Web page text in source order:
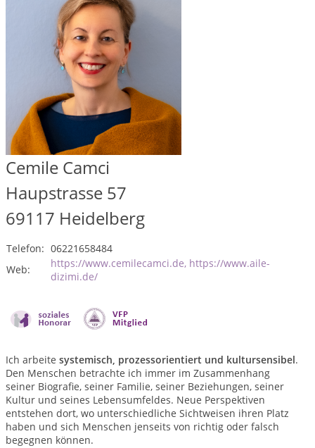
Cemile Camci
Haupstrasse 57
69117 Heidelberg
Telefon: 06221658484
Web:
https://www.cemilecamci.de, https://www.aile-
dizimi.de/
Ich arbeite systemisch, prozessorientiert und kultursensibel.
Den Menschen betrachte ich immer im Zusammenhang
seiner Biografie, seiner Familie, seiner Beziehungen, seiner
Kultur und seines Lebensumfeldes. Neue Perspektiven
entstehen dort, wo unterschiedliche Sichtweisen ihren Platz
haben und sich Menschen jenseits von richtig oder falsch
begegnen können.